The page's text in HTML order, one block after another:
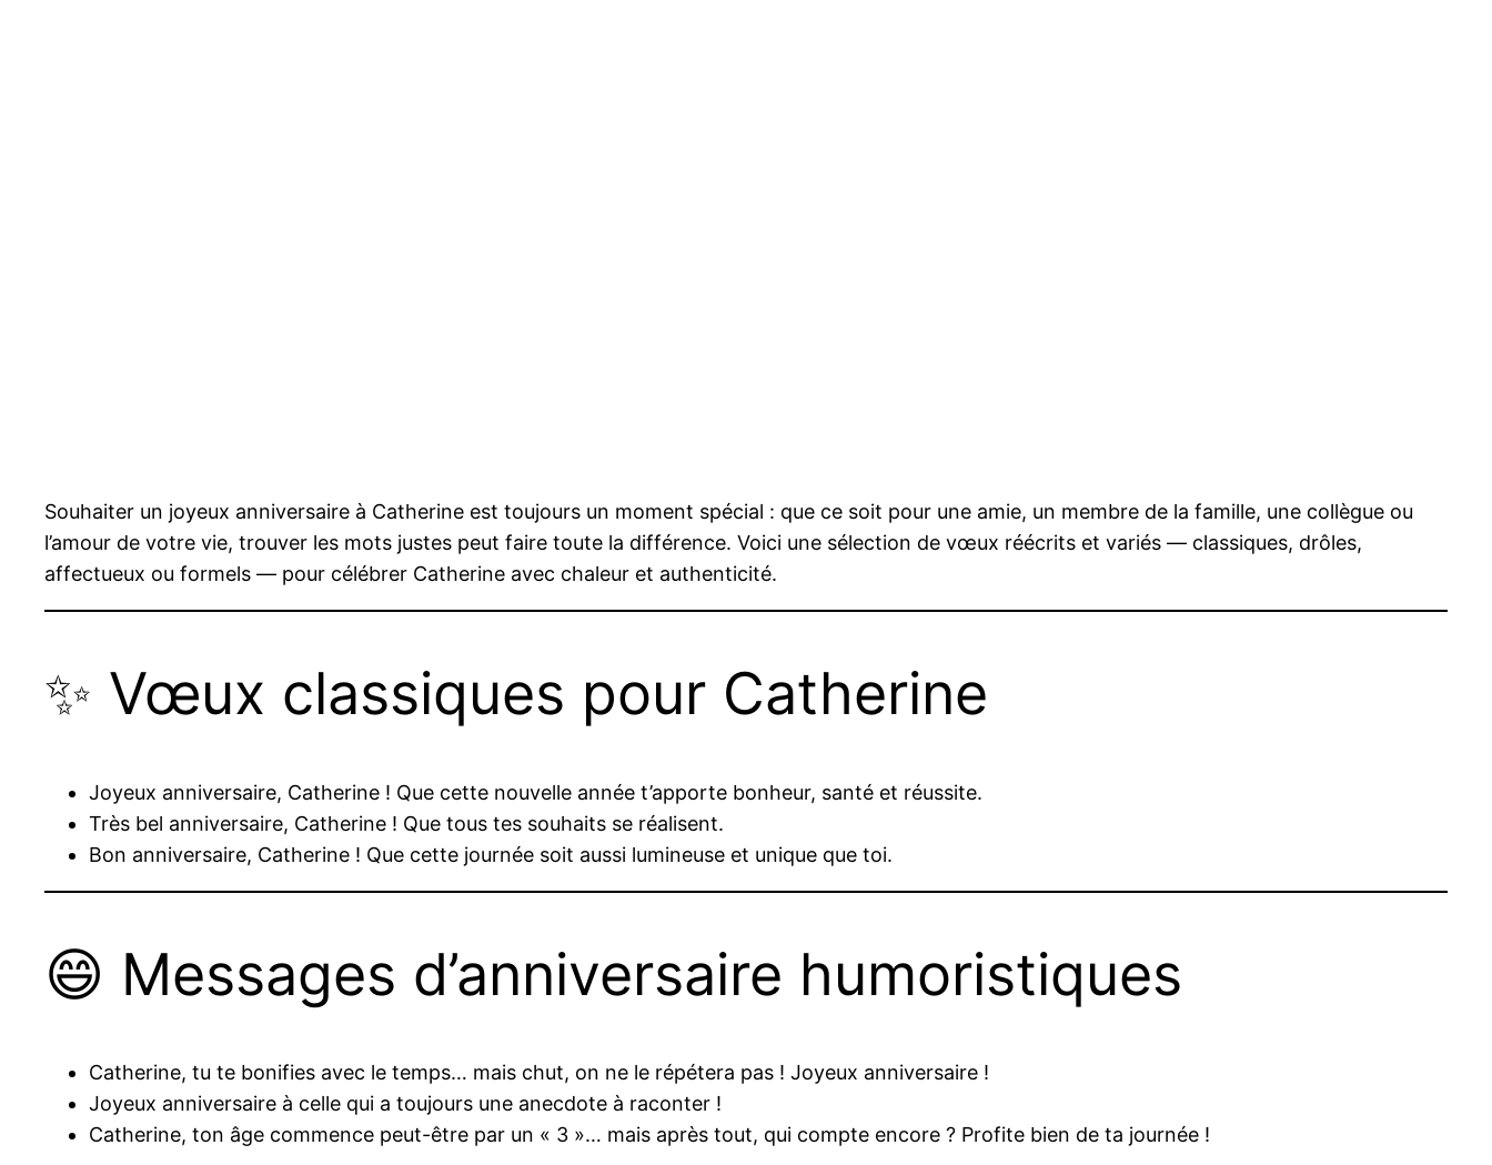
Souhaiter un joyeux anniversaire à Catherine est toujours un moment spécial : que ce soit pour une amie, un membre de la famille, une collègue ou
l’amour de votre vie, trouver les mots justes peut faire toute la différence. Voici une sélection de vœux réécrits et variés — classiques, drôles,
affectueux ou formels — pour célébrer Catherine avec chaleur et authenticité.
✨ Vœux classiques pour Catherine
Joyeux anniversaire, Catherine ! Que cette nouvelle année t’apporte bonheur, santé et réussite.
Très bel anniversaire, Catherine ! Que tous tes souhaits se réalisent.
Bon anniversaire, Catherine ! Que cette journée soit aussi lumineuse et unique que toi.
😄 Messages d’anniversaire humoristiques
Catherine, tu te bonifies avec le temps… mais chut, on ne le répétera pas ! Joyeux anniversaire !
Joyeux anniversaire à celle qui a toujours une anecdote à raconter !
Catherine, ton âge commence peut-être par un « 3 »… mais après tout, qui compte encore ? Profite bien de ta journée !